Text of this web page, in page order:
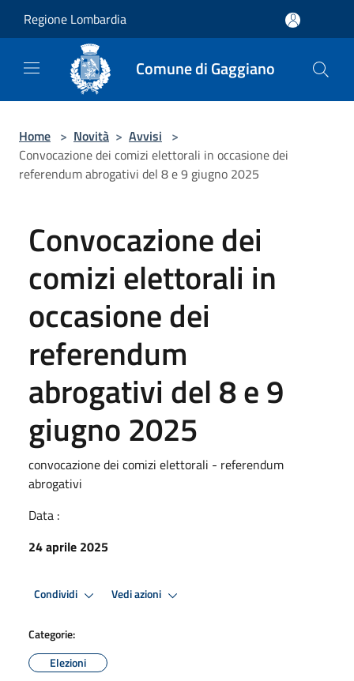
Regione Lombardia
Comune di Gaggiano
Home > Novità > Avvisi >
Convocazione dei comizi elettorali in occasione dei
referendum abrogativi del 8 e 9 giugno 2025
Convocazione dei
comizi elettorali in
occasione dei
referendum
abrogativi del 8 e 9
giugno 2025
convocazione dei comizi elettorali - referendum
abrogativi
Data :
24 aprile 2025
Condividi Vedi azioni
Categorie:
Elezioni